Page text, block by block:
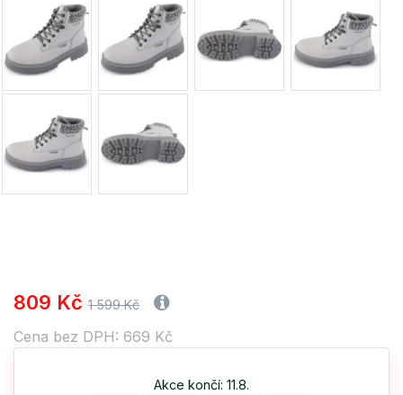
809 Kč 1 599 Kč
Cena bez DPH: 669 Kč
Akce končí: 11.8.